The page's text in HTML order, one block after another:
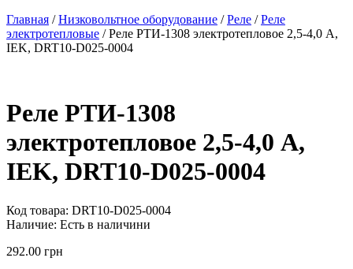
Главная /Низковольтное оборудование /Реле /Реле
электротепловые / Реле РТИ-1308 электротепловое 2,5-4,0 А,
IEK, DRT10-D025-0004
Реле РТИ-1308
электротепловое 2,5-4,0 А,
IEK, DRT10-D025-0004
Код товара: DRT10-D025-0004
Наличие: Есть в наличини
292.00 грн